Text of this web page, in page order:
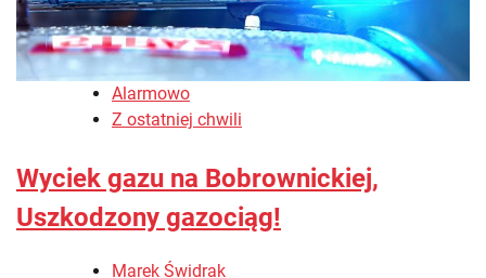
Alarmowo
Z ostatniej chwili
Wyciek gazu na Bobrownickiej,
Uszkodzony gazociąg!
Marek Świdrak